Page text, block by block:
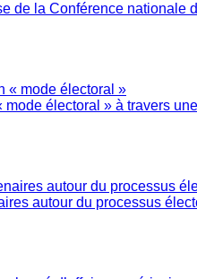
de la Conférence nationale
électoral » à travers
autour du processus